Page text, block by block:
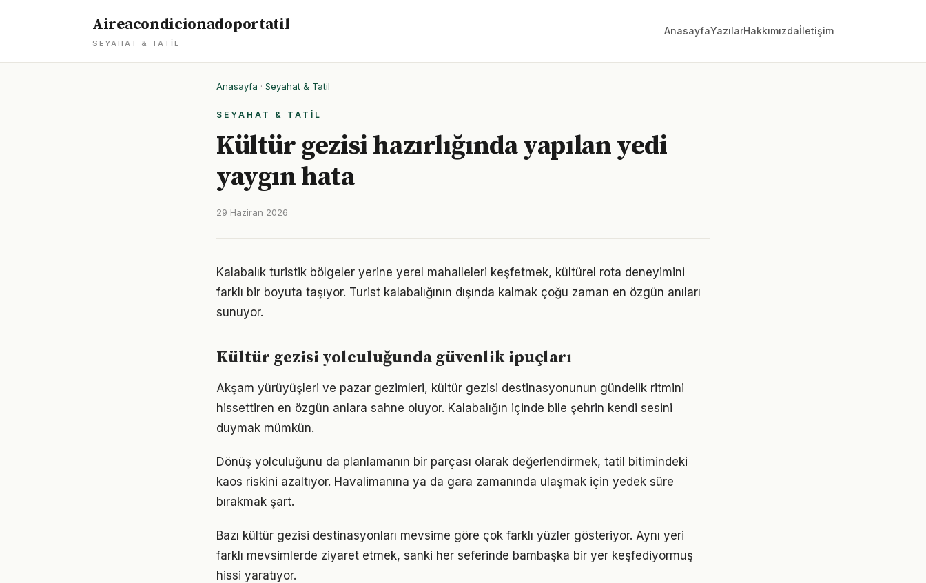
Aireacondicionadoportatil
SEYAHAT & TATIL
AnasayfaYazılarHakkımızdaİletişim
Anasayfa · Seyahat & Tatil
SEYAHAT & TATIL
Kültür gezisi hazırlığında yapılan yedi
yaygın hata
29 Haziran 2026
Kalabalık turistik bölgeler yerine yerel mahalleleri keşfetmek, kültürel rota deneyimini
farklı bir boyuta taşıyor. Turist kalabalığının dışında kalmak çoğu zaman en özgün anıları
sunuyor.
Kültür gezisi yolculuğunda güvenlik ipuçları
Akşam yürüyüşleri ve pazar gezimleri, kültür gezisi destinasyonunun gündelik ritmini
hissettiren en özgün anlara sahne oluyor. Kalabalığın içinde bile şehrin kendi sesini
duymak mümkün.
Dönüş yolculuğunu da planlamanın bir parçası olarak değerlendirmek, tatil bitimindeki
kaos riskini azaltıyor. Havalimanına ya da gara zamanında ulaşmak için yedek süre
bırakmak şart.
Bazı kültür gezisi destinasyonları mevsime göre çok farklı yüzler gösteriyor. Aynı yeri
farklı mevsimlerde ziyaret etmek, sanki her seferinde bambaşka bir yer keşfediyormuş
hissi yaratıyor.